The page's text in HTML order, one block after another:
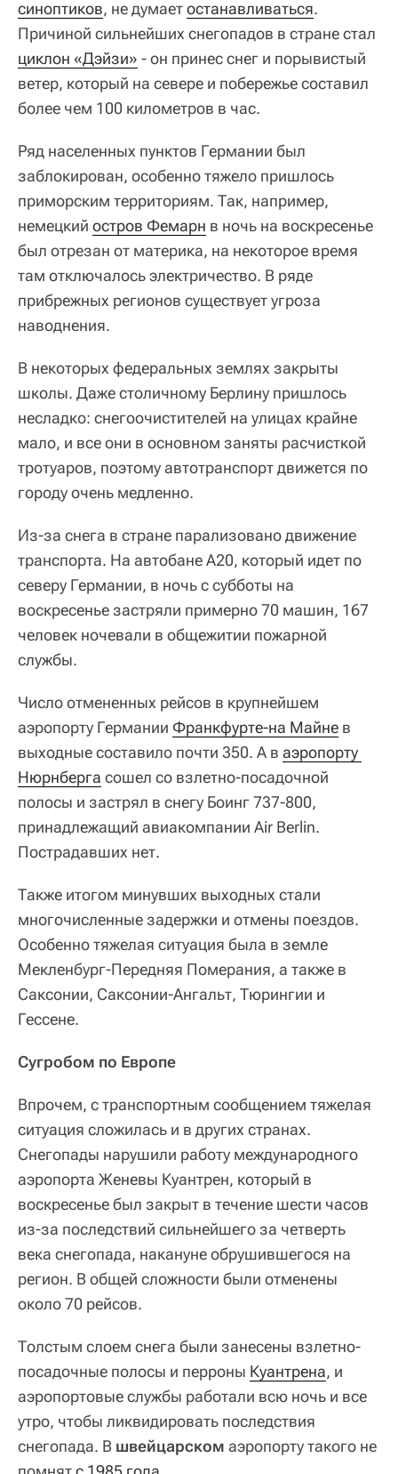
синоптиков, не думаетостанавливаться.
Причиной сильнейших снегопадов в стране стал
циклон «Дэйзи» - он принес снег и порывистый
ветер, который на севере и побережье составил
более чем 100 километров в час.
Ряд населенных пунктов Германии был
заблокирован, особенно тяжело пришлось
приморским территориям. Так, например,
немецкий остров Фемарн в ночь на воскресенье
был отрезан от материка, на некоторое время
там отключалось электричество. В ряде
прибрежных регионов существует угроза
наводнения.
В некоторых федеральных землях закрыты
школы. Даже столичному Берлину пришлось
несладко: снегоочистителей на улицах крайне
мало, и все они в основном заняты расчисткой
тротуаров, поэтому автотранспорт движется по
городу очень медленно.
Из-за снега в стране парализовано движение
транспорта. На автобане А20, который идет по
северу Германии, в ночь с субботы на
воскресенье застряли примерно 70 машин, 167
человек ночевали в общежитии пожарной
службы.
Число отмененных рейсов в крупнейшем
аэропорту Германии Франкфурте-на Майне в
выходные составило почти 350. А в аэропорту
Нюрнберга сошел со взлетно-посадочной
полосы и застрял в снегу Боинг 737-800,
принадлежащий авиакомпании Air Berlin.
Пострадавших нет.
Также итогом минувших выходных стали
многочисленные задержки и отмены поездов.
Особенно тяжелая ситуация была в земле
Мекленбург-Передняя Померания, а также в
Саксонии, Саксонии-Ангальт, Тюрингии и
Гессене.
Сугробом по Европе
Впрочем, с транспортным сообщением тяжелая
ситуация сложилась и в других странах.
Снегопады нарушили работу международного
аэропорта Женевы Куантрен, который в
воскресенье был закрыт в течение шести часов
из-за последствий сильнейшего за четверть
века снегопада, накануне обрушившегося на
регион. В общей сложности были отменены
около 70 рейсов.
Толстым слоем снега были занесены взлетно-
посадочные полосы и перроны Куантрена, и
аэропортовые службы работали всю ночь и все
утро, чтобы ликвидировать последствия
снегопада. В швейцарском аэропорту такого не